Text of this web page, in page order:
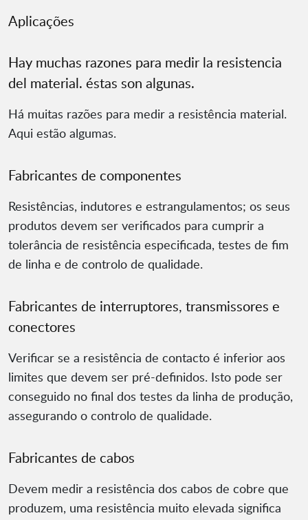
Aplicações
Hay muchas razones para medir la resistencia
del material. éstas son algunas.
Há muitas razões para medir a resistência material.
Aqui estão algumas.
Fabricantes de componentes
Resistências, indutores e estrangulamentos; os seus
produtos devem ser verificados para cumprir a
tolerância de resistência especificada, testes de fim
de linha e de controlo de qualidade.
Fabricantes de interruptores, transmissores e
conectores
Verificar se a resistência de contacto é inferior aos
limites que devem ser pré-definidos. Isto pode ser
conseguido no final dos testes da linha de produção,
assegurando o controlo de qualidade.
Fabricantes de cabos
Devem medir a resistência dos cabos de cobre que
produzem, uma resistência muito elevada significa